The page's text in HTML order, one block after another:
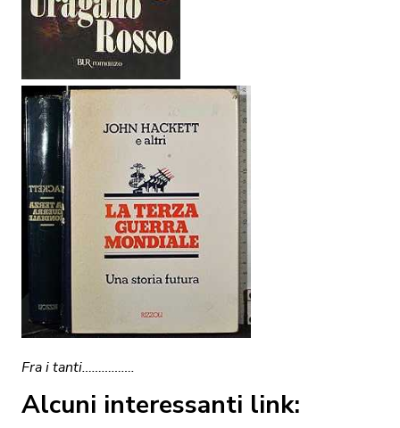
Fra i tanti…………….
Alcuni interessanti link: